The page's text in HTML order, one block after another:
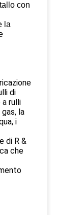
con
la
di
rulli
la
i
di R &
che